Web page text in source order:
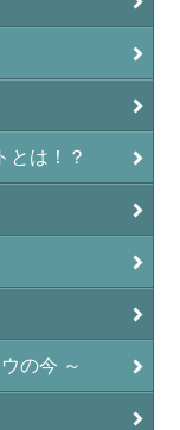
とは！？
の今 ～